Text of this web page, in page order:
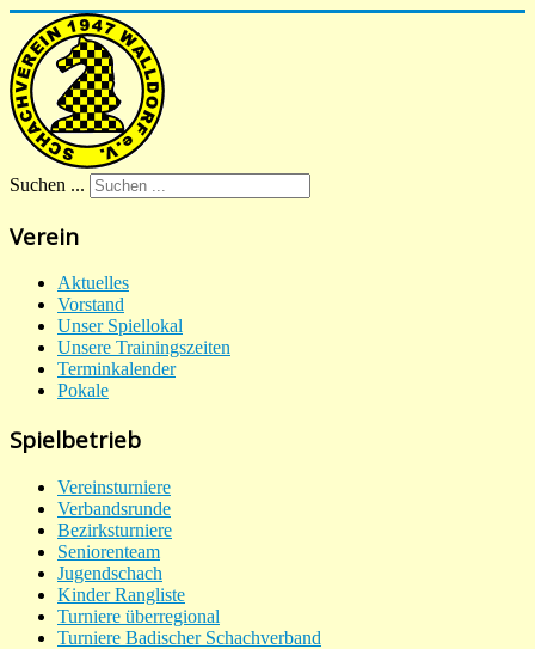
Suchen ...
Verein
Aktuelles
Vorstand
Unser Spiellokal
Unsere Trainingszeiten
Terminkalender
Pokale
Spielbetrieb
Vereinsturniere
Verbandsrunde
Bezirksturniere
Seniorenteam
Jugendschach
Kinder Rangliste
Turniere überregional
Turniere Badischer Schachverband